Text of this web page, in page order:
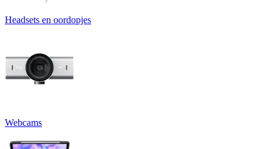
Headsets en oordopjes
Webcams